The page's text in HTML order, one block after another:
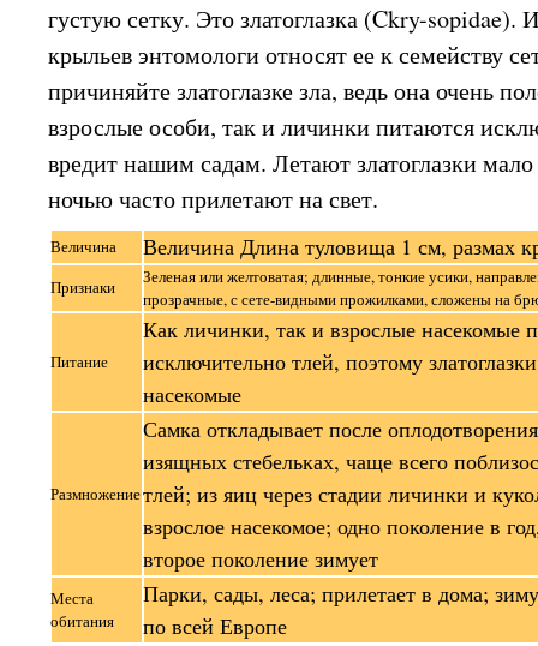
густую сетку. Это златоглазка (Ckry-sopidae).
крыльев энтомологи относят ее к семейству
причиняйте златоглазке зла, ведь она очень
взрослые особи, так и личинки питаются
вредит нашим садам. Летают златоглазки
ночью часто прилетают на свет.
Величина Величина Длина туловища 1 см, размах
Признаки
Зеленая или желтоватая; длинные, тонкие усики,
прозрачные, с сете-видными прожилками, сложены на
Питание
Как личинки, так и взрослые насекомые
исключительно тлей, поэтому
насекомые
Размножение
Самка откладывает после
изящных стебельках, чаще всего
тлей; из яиц через стадии личинки и
взрослое насекомое; одно поколение в
второе поколение зимует
Места
обитания
Парки, сады, леса; прилетает в дома;
по всей Европе